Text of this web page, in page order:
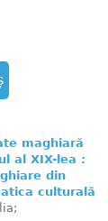
maghiară
al XIX-lea :
din
culturală